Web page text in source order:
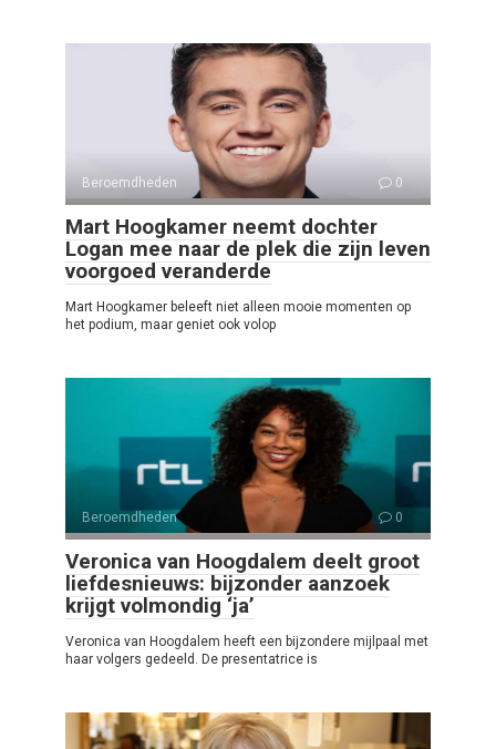
Beroemdheden 0
Mart Hoogkamer neemt dochter
Logan mee naar de plek die zijn leven
voorgoed veranderde
Mart Hoogkamer beleeft niet alleen mooie momenten op
het podium, maar geniet ook volop
Beroemdheden 0
Veronica van Hoogdalem deelt groot
liefdesnieuws: bijzonder aanzoek
krijgt volmondig ‘ja’
Veronica van Hoogdalem heeft een bijzondere mijlpaal met
haar volgers gedeeld. De presentatrice is